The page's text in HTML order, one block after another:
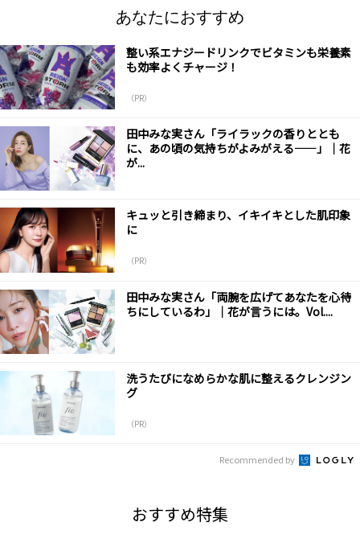
あなたにおすすめ
整い系エナジードリンクでビタミンも栄養素
も効率よくチャージ！
（PR）
田中みな実さん「ライラックの香りととも
に、あの頃の気持ちがよみがえる――」｜花
が...
キュッと引き締まり、イキイキとした肌印象
に
（PR）
田中みな実さん「両腕を広げてあなたを心待
ちにしているわ」｜花が言うには。Vol....
洗うたびになめらかな肌に整えるクレンジン
グ
（PR）
Recommended by
おすすめ特集